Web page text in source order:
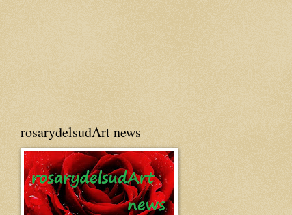
rosarydelsudArt news